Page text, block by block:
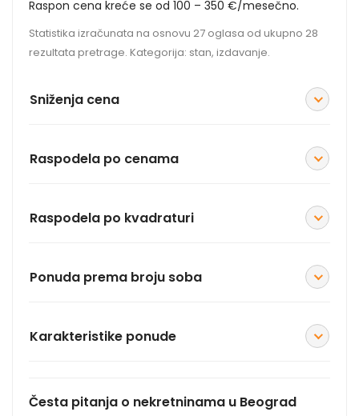
Raspon cena kreće se od 100 – 350 €/mesečno.
Statistika izračunata na osnovu 27 oglasa od ukupno 28
rezultata pretrage. Kategorija: stan, izdavanje.
Sniženja cena
Raspodela po cenama
Raspodela po kvadraturi
Ponuda prema broju soba
Karakteristike ponude
Česta pitanja o nekretninama u Beograd